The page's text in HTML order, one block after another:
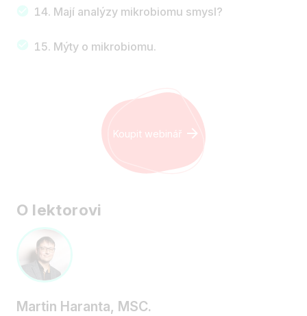
Mají analýzy mikrobiomu smysl?
Mýty o mikrobiomu.
Koupit webinář
O lektorovi
Martin Haranta, MSC.